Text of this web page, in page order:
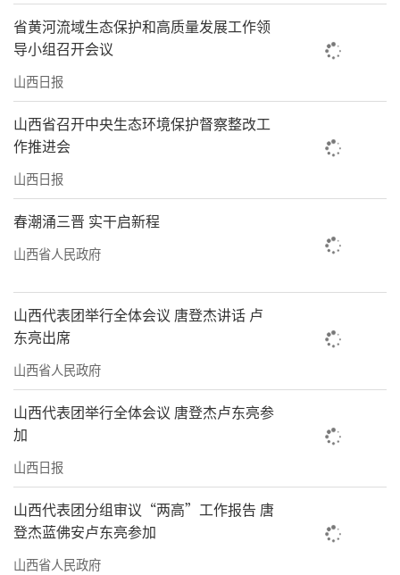
持。另一方面，要大力推进大规模设备更新和
消费品以旧换新，进一步扩大政策覆盖范围、
简化补贴申领程序，提高部分领域补贴标准，
撬动更多大宗消费。通过强化项目资金管理不
断优化市场环境，持续扩大有效需求，更大更
好地释放政策拉动效应，全力巩固增强经济回
升向好态势。
（安晓奕 高桦 高玮 李强）
省黄河流域生态保护和高质量发展工作领
导小组召开会议
山西日报
山西省召开中央生态环境保护督察整改工
作推进会
山西日报
春潮涌三晋 实干启新程
山西省人民政府
山西代表团举行全体会议 唐登杰讲话 卢
东亮出席
山西省人民政府
山西代表团举行全体会议 唐登杰卢东亮参
加
山西日报
山西代表团分组审议“两高”工作报告 唐
登杰蓝佛安卢东亮参加
山西省人民政府